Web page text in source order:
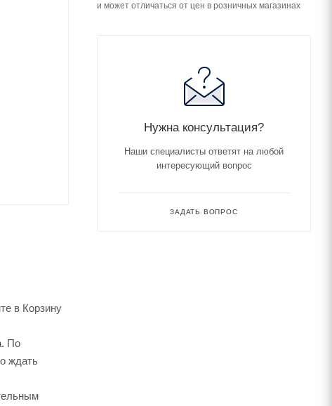
в Корзину
По
ждать
и может отличаться от цен в розничных магазинах
Нужна консультация?
Наши специалисты ответят на любой
интересующий вопрос
ЗАДАТЬ ВОПРОС